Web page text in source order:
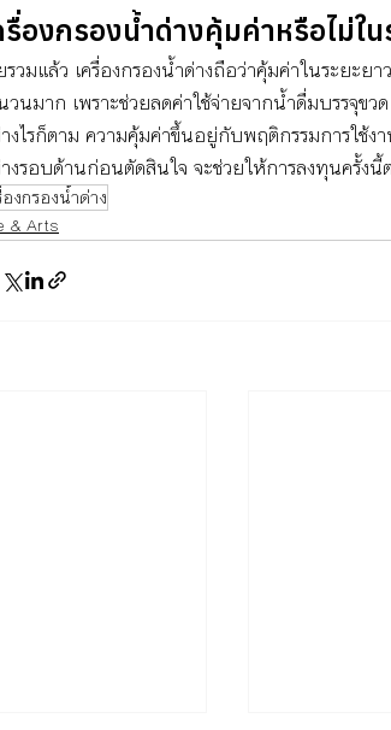
รื่องกรองน้ำด่างคุ้มค่าหรือไม่ใน
รวมแล้ว เครื่องกรองน้ำด่างถือว่าคุ้มค่าในระยะย
วนมาก เพราะช่วยลดค่าใช้จ่ายจากน้ำดื่มบรรจุ
งไรก็ตาม ความคุ้มค่าขึ้นอยู่กับพฤติกรรมการใช้
งรอบด้านก่อนตัดสินใจ จะช่วยให้การลงทุนครั้งนี้
องกรองน้ำด่าง
& Arts